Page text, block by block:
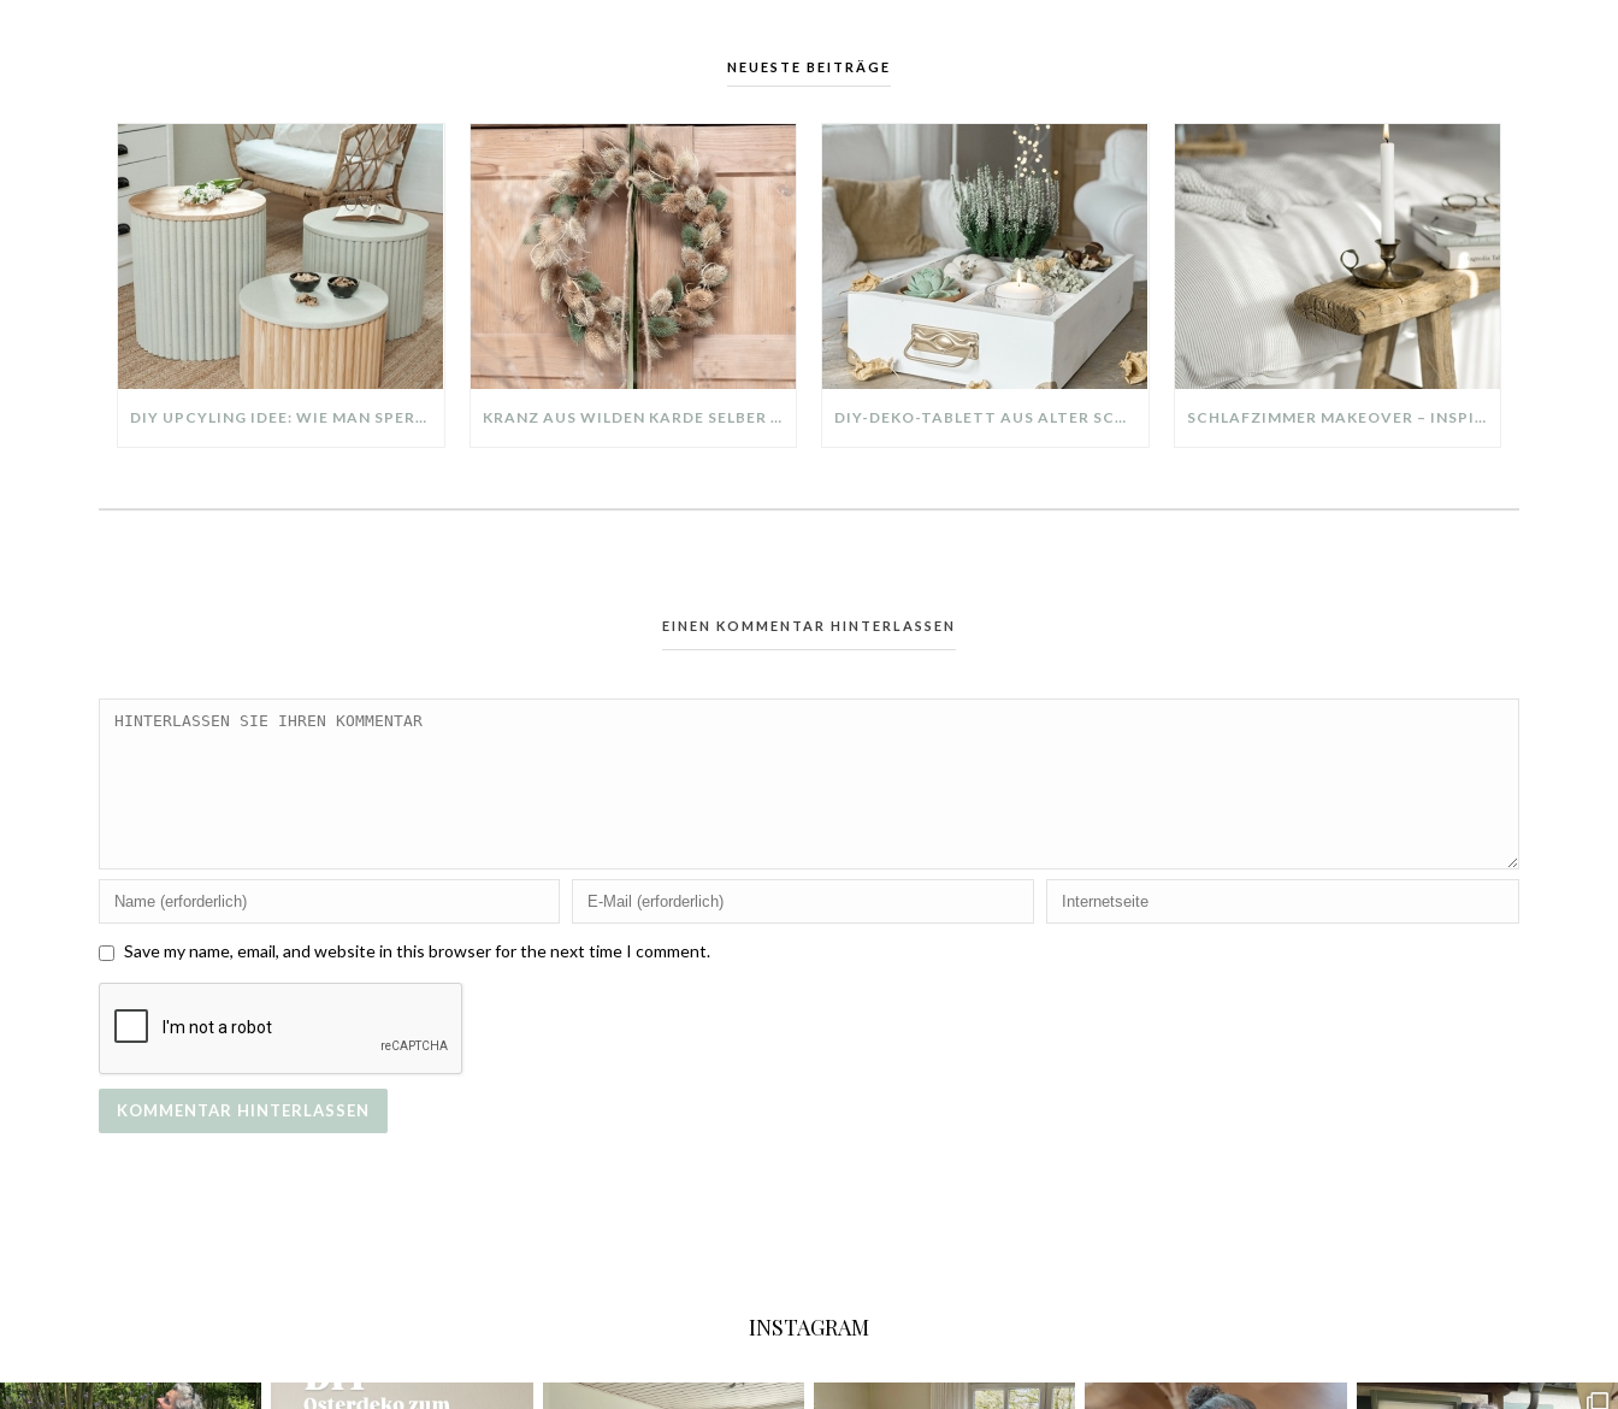
NEUESTE BEITRÄGE
DIY UPCYLING IDEE: WIE MAN SPERRMÜLL IN EIN DESIGNER TEIL VERWANDELT KRANZ AUS WILDEN KARDE SELBER MACHEN: HERBSTDEKO GANZ EINFACH DIY-DEKO-TABLETT AUS ALTER SCHUBLADE – NACHHALTIGE HERBSTDEKO SELBER MACHEN! SCHLAFZIMMER MAKEOVER – INSPIRATION FÜR DEIN SCHLAFZIMMER: AUS ALT MACH NEU – HELL, GEMÜTLICH UND EINLADEND
EINEN KOMMENTAR HINTERLASSEN
Save my name, email, and website in this browser for the next time I comment.
INSTAGRAM